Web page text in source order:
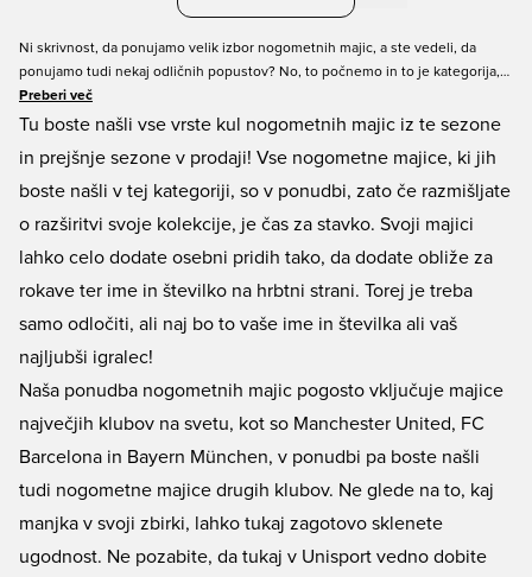
Ni skrivnost, da ponujamo velik izbor nogometnih majic, a ste vedeli, da
ponujamo tudi nekaj odličnih popustov? No, to počnemo in to je kategorija,
kjer jih lahko najdete. Pogosto lahko najdete majice nekaterih največjih
klubov, pa tudi manjših klubov občasno. Kaj torej čakaš? Oglejte si to
Preberi več
Tu boste našli vse vrste kul nogometnih majic iz te sezone
in prejšnje sezone v prodaji! Vse nogometne majice, ki jih
boste našli v tej kategoriji, so v ponudbi, zato če razmišljate
o razširitvi svoje kolekcije, je čas za stavko. Svoji majici
lahko celo dodate osebni pridih tako, da dodate obliže za
rokave ter ime in številko na hrbtni strani. Torej je treba
samo odločiti, ali naj bo to vaše ime in številka ali vaš
najljubši igralec!
Naša ponudba nogometnih majic pogosto vključuje majice
največjih klubov na svetu, kot so Manchester United, FC
Barcelona in Bayern München, v ponudbi pa boste našli
tudi nogometne majice drugih klubov. Ne glede na to, kaj
manjka v svoji zbirki, lahko tukaj zagotovo sklenete
ugodnost. Ne pozabite, da tukaj v Unisport vedno dobite